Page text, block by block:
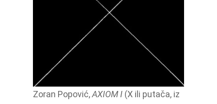
Zoran Popović,AXIOM I (X ili putača, iz